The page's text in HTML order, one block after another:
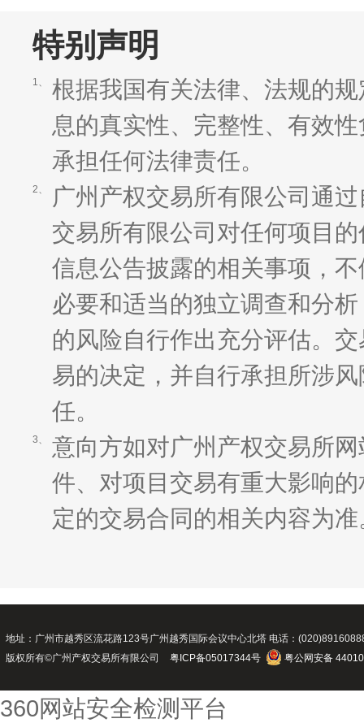
特别声明
1、
根据我国有关法律、法规的
息的真实性、完整性、有效
承担任何法律责任。
2、
广州产权交易所有限公司通
交易所有限公司对任何项目
信息公告披露的相关事项，
必要和适当的独立调查和分
的风险自行作出充分评估。
易的决定，并自行承担所涉
任。
3、
意向方如对广州产权交易所
件、对项目交易有重大影响
定的交易合同的相关内容为准
地址：广州市越秀区流花路123号广州越秀国际会议中心北塔 电话：
版权所有©广州产权交易所有限公司
粤ICP备05017344号 粤公网安备
360网站安全检测平台